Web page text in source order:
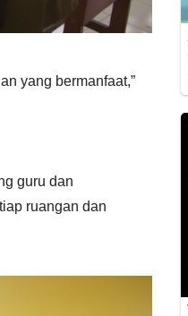
yang bermanfaat,”
guru dan
ruangan dan